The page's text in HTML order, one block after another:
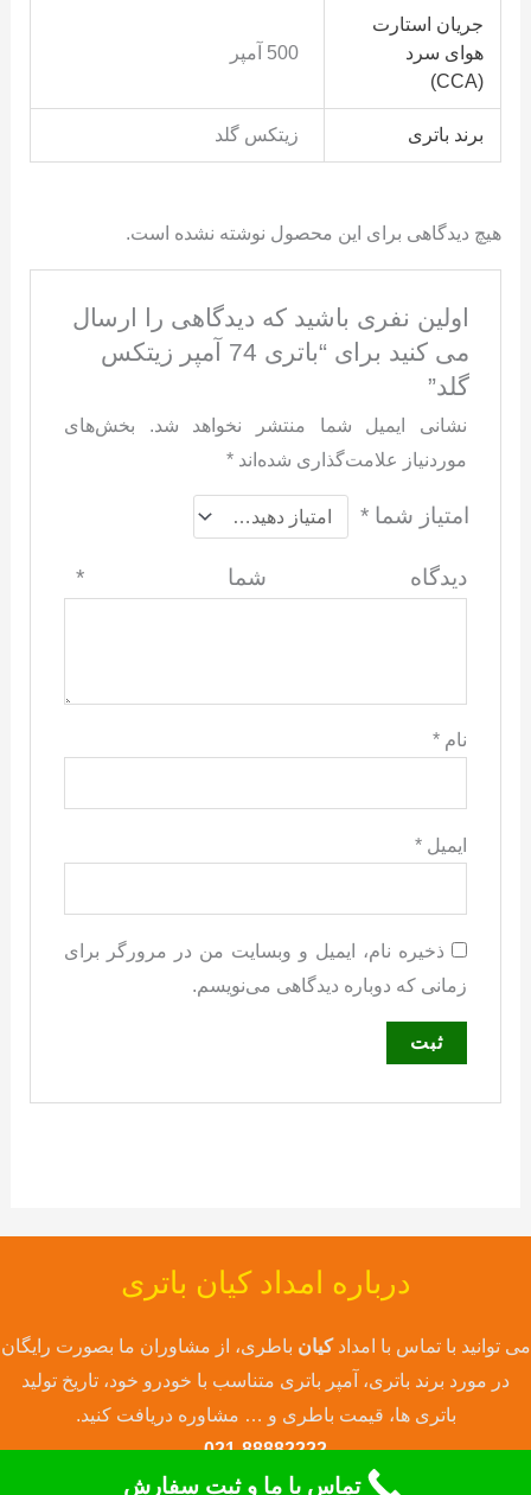
جریان استارت
هوای سرد
(CCA)
500 آمپر
برند باتری زیتکس گلد
هیچ دیدگاهی برای این محصول نوشته نشده است.
اولین نفری باشید که دیدگاهی را ارسال
می کنید برای “باتری 74 آمپر زیتکس
گلد”
نشانی ایمیل شما منتشر نخواهد شد.
بخش‌های
موردنیاز علامت‌گذاری شده‌اند*
امتیاز شما*
دیدگاه شما*
نام*
ایمیل*
ذخیره نام، ایمیل و وبسایت من در مرورگر برای
زمانی که دوباره دیدگاهی می‌نویسم.
درباره امداد کیان باتری
می توانید با تماس با امدادکیان باطری، از مشاوران ما بصورت رایگان
در مورد برند باتری، آمپر باتری متناسب با خودرو خود، تاریخ تولید
باتری ها، قیمت باطری و … مشاوره دریافت کنید.
021-88882222
تماس با ما و ثبت سفارش